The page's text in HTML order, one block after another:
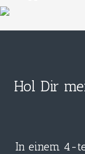
Hol Dir
In einem 4-